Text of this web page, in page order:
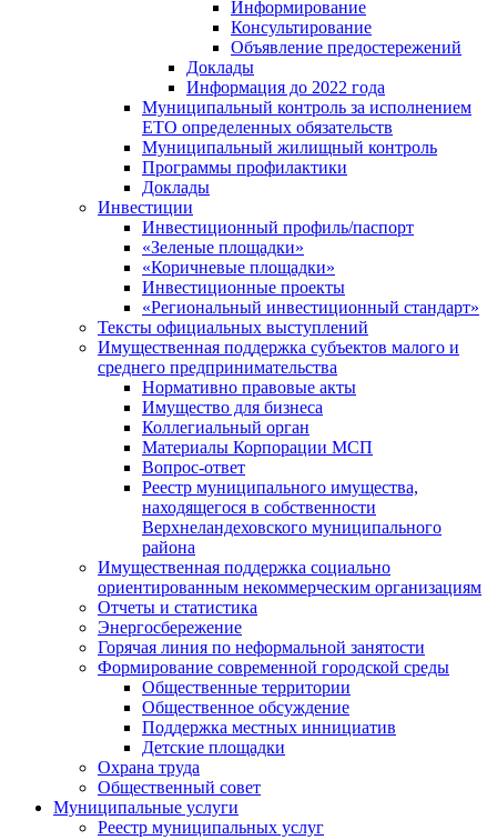
Информирование
Консультирование
Объявление предостережений
Доклады
Информация до 2022 года
Муниципальный контроль за исполнением
ЕТО определенных обязательств
Муниципальный жилищный контроль
Программы профилактики
Доклады
Инвестиции
Инвестиционный профиль/паспорт
«Зеленые площадки»
«Коричневые площадки»
Инвестиционные проекты
«Региональный инвестиционный стандарт»
Тексты официальных выступлений
Имущественная поддержка субъектов малого и
среднего предпринимательства
Нормативно правовые акты
Имущество для бизнеса
Коллегиальный орган
Материалы Корпорации МСП
Вопрос-ответ
Реестр муниципального имущества,
находящегося в собственности
Верхнеландеховского муниципального
района
Имущественная поддержка социально
ориентированным некоммерческим организациям
Отчеты и статистика
Энергосбережение
Горячая линия по неформальной занятости
Формирование современной городской среды
Общественные территории
Общественное обсуждение
Поддержка местных иннициатив
Детские площадки
Охрана труда
Общественный совет
Муниципальные услуги
Реестр муниципальных услуг